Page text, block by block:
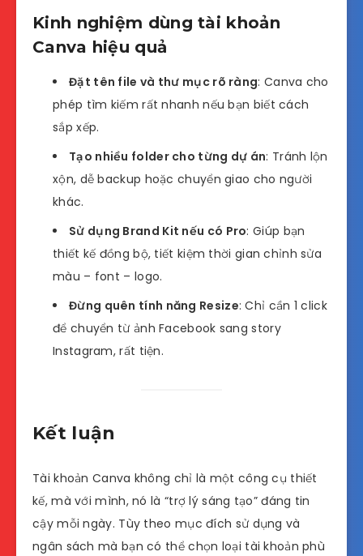
Kinh nghiệm dùng tài khoản
Canva hiệu quả
Đặt tên file và thư mục rõ ràng: Canva cho
phép tìm kiếm rất nhanh nếu bạn biết cách
sắp xếp.
Tạo nhiều folder cho từng dự án: Tránh lộn
xộn, dễ backup hoặc chuyển giao cho người
khác.
Sử dụng Brand Kit nếu có Pro: Giúp bạn
thiết kế đồng bộ, tiết kiệm thời gian chỉnh sửa
màu – font – logo.
Đừng quên tính năng Resize: Chỉ cần 1 click
để chuyển từ ảnh Facebook sang story
Instagram, rất tiện.
Kết luận
Tài khoản Canva không chỉ là một công cụ thiết
kế, mà với mình, nó là “trợ lý sáng tạo” đáng tin
cậy mỗi ngày. Tùy theo mục đích sử dụng và
ngân sách mà bạn có thể chọn loại tài khoản phù